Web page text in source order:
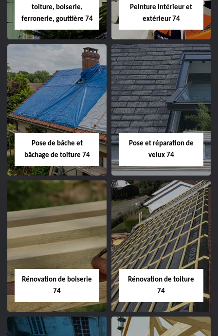
toiture, boiserie,
ferronerie, gouttière 74
Peinture intérieur et
extérieur 74
Pose de bâche et
bâchage de toiture 74
Pose et réparation de
velux 74
Rénovation de boiserie
74
Rénovation de toiture
74